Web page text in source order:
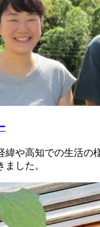
緯や高知での生活の
ました。